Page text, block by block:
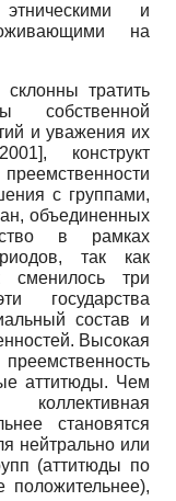
и
на
тратить
и уважения их
], конструкт
с группами,
объединенных
в рамках
так как
сменилось три
государства
состав и
Высокая
аттитюды. Чем
становятся
нейтрально или
(аттитюды по